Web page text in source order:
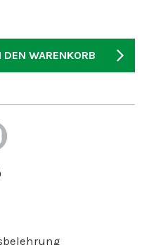
DEN WARENKORB